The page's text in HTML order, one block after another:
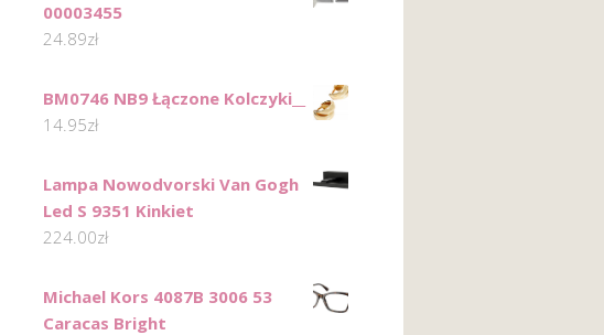
00003455
24.89zł
BM0746 NB9 Łączone Kolczyki__
14.95zł
Lampa Nowodvorski Van Gogh
Led S 9351 Kinkiet
224.00zł
Michael Kors 4087B 3006 53
Caracas Bright